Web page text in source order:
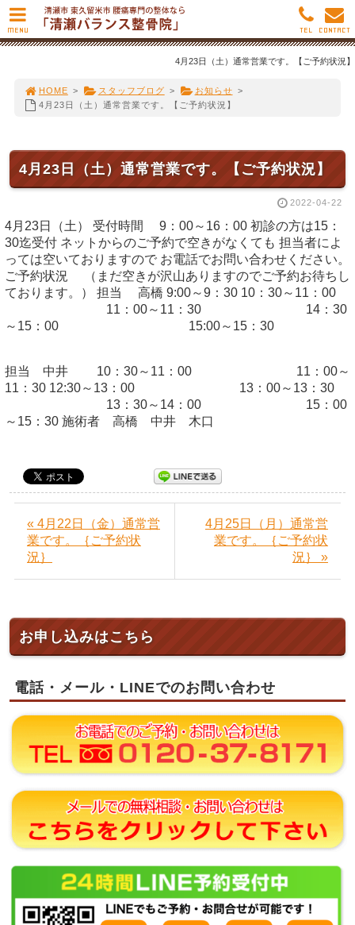
4月23日（土）通常営業です。【ご予約状況】
HOME > スタッフブログ > お知らせ >
4月23日（土）通常営業です。【ご予約状況】
4月23日（土）通常営業です。【ご予約状況】
2022-04-22
4月23日（土） 受付時間 9：00～16：00 初診の方は15：
30迄受付 ネットからのご予約で空きがなくても 担当者によ
っては空いておりますので お電話でお問い合わせください。
ご予約状況 （まだ空きが沢山ありますのでご予約お待ちし
ております。） 担当 高橋 9:00～9：30 10：30～11：00
11：00～11：30 14：30
～15：00 15:00～15：30
担当 中井 10：30～11：00 11：00～
11：30 12:30～13：00 13：00～13：30
13：30～14：00 15：00
～15：30 施術者 高橋 中井 木口
« 4月22日（金）通常営
業です。｛ご予約状
況｝
4月25日（月）通常営
業です。｛ご予約状
況｝ »
お申し込みはこちら
電話・メール・LINEでのお問い合わせ
MENU CONTACT
TEL